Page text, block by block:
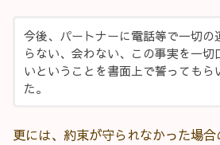
今後、パートナーに電話等で一切の
らない、会わない、この事実を一切
いということを書面上で誓ってもら
た。
更には、約束が守られなかった場